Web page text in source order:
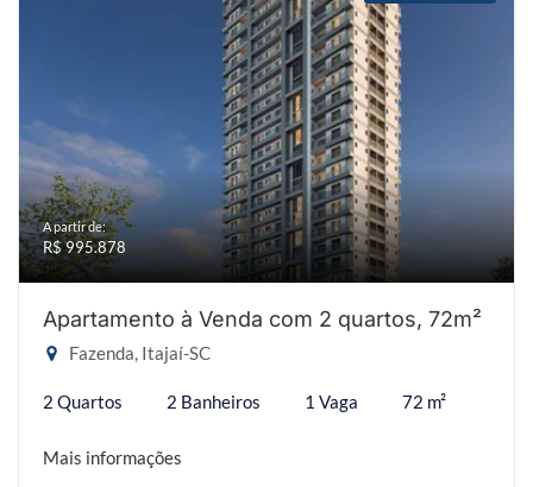
A partir de:
R$ 995.878
Apartamento à Venda com 2 quartos, 72m²
Fazenda, Itajaí-SC
2 Quartos 2 Banheiros 1 Vaga 72 m²
Mais informações